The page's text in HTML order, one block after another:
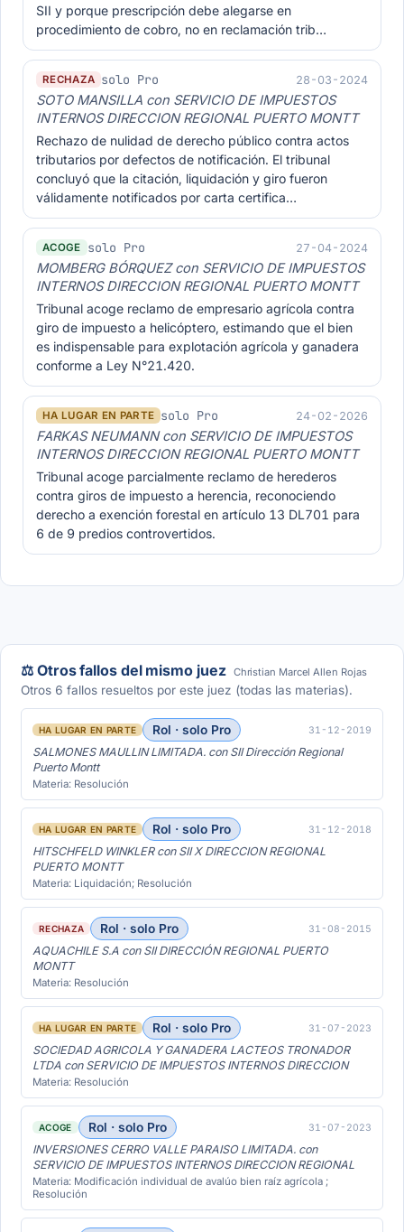
SII y porque prescripción debe alegarse en
procedimiento de cobro, no en reclamación trib…
RECHAZA solo Pro 28-03-2024
SOTO MANSILLA con SERVICIO DE IMPUESTOS
INTERNOS DIRECCION REGIONAL PUERTO MONTT
Rechazo de nulidad de derecho público contra actos
tributarios por defectos de notificación. El tribunal
concluyó que la citación, liquidación y giro fueron
válidamente notificados por carta certifica…
ACOGE solo Pro 27-04-2024
MOMBERG BÓRQUEZ con SERVICIO DE IMPUESTOS
INTERNOS DIRECCION REGIONAL PUERTO MONTT
Tribunal acoge reclamo de empresario agrícola contra
giro de impuesto a helicóptero, estimando que el bien
es indispensable para explotación agrícola y ganadera
conforme a Ley N°21.420.
HA LUGAR EN PARTE solo Pro 24-02-2026
FARKAS NEUMANN con SERVICIO DE IMPUESTOS
INTERNOS DIRECCION REGIONAL PUERTO MONTT
Tribunal acoge parcialmente reclamo de herederos
contra giros de impuesto a herencia, reconociendo
derecho a exención forestal en artículo 13 DL701 para
6 de 9 predios controvertidos.
⚖️ Otros fallos del mismo juez Christian Marcel Allen Rojas
Otros 6 fallos resueltos por este juez (todas las materias).
HA LUGAR EN PARTE Rol · solo Pro 31-12-2019
SALMONES MAULLIN LIMITADA. con SII Dirección Regional
Puerto Montt
Materia: Resolución
HA LUGAR EN PARTE Rol · solo Pro 31-12-2018
HITSCHFELD WINKLER con SII X DIRECCION REGIONAL
PUERTO MONTT
Materia: Liquidación; Resolución
RECHAZA Rol · solo Pro 31-08-2015
AQUACHILE S.A con SII DIRECCIÓN REGIONAL PUERTO
MONTT
Materia: Resolución
HA LUGAR EN PARTE Rol · solo Pro 31-07-2023
SOCIEDAD AGRICOLA Y GANADERA LACTEOS TRONADOR
LTDA con SERVICIO DE IMPUESTOS INTERNOS DIRECCION
Materia: Resolución
ACOGE Rol · solo Pro 31-07-2023
INVERSIONES CERRO VALLE PARAISO LIMITADA. con
SERVICIO DE IMPUESTOS INTERNOS DIRECCION REGIONAL
Materia: Modificación individual de avalúo bien raíz agrícola ;
Resolución